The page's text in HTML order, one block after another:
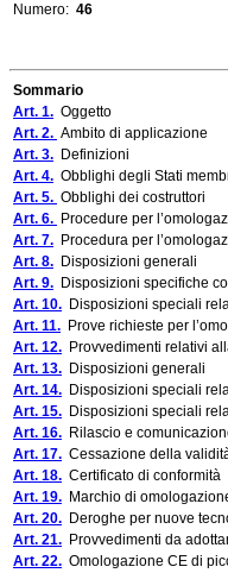
Numero: 46
Sommario
Art. 1. Oggetto
Art. 2. Ambito di applicazione
Art. 3. Definizioni
Art. 4. Obblighi degli Stati
Art. 5. Obblighi dei costruttori
Art. 6. Procedure per
Art. 7. Procedura per
Art. 8. Disposizioni generali
Art. 9. Disposizioni specifiche
Art. 10. Disposizioni speciali
Art. 11. Prove richieste per
Art. 12. Provvedimenti relativi
Art. 13. Disposizioni generali
Art. 14. Disposizioni speciali
Art. 15. Disposizioni speciali
Art. 16. Rilascio e
Art. 17. Cessazione della
Art. 18. Certificato di conformità
Art. 19. Marchio di
Art. 20. Deroghe per nuove
Art. 21. Provvedimenti da
Art. 22. Omologazione CE di